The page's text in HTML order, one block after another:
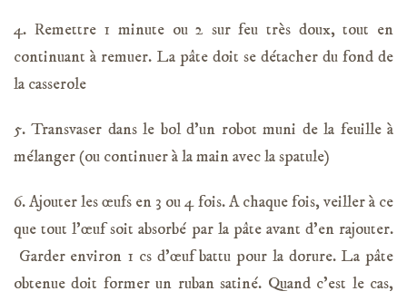
4. Remettre 1 minute ou 2 sur feu très doux, tout en
continuant à remuer. La pâte doit se détacher du fond de
la casserole
5. Transvaser dans le bol d’un robot muni de la feuille à
mélanger (ou continuer à la main avec la spatule)
6. Ajouter les œufs en 3 ou 4 fois. A chaque fois, veiller à ce
que tout l’œuf soit absorbé par la pâte avant d’en rajouter.
Garder environ 1 cs d’œuf battu pour la dorure. La pâte
obtenue doit former un ruban satiné. Quand c’est le cas,